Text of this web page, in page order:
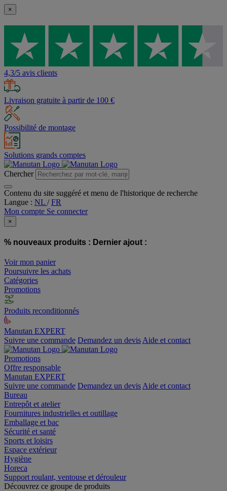
×
4,3/5 avis clients
Livraison gratuite à partir de 100 €
Possibilité de montage
Solutions grands comptes
Chercher
Contenu du site suggéré et menu de l'historique de recherche
Langue : NL /FR
Mon compte Se connecter
×
% nouveaux produits : Dernier ajout :
Voir mon panier
Poursuivre les achats
Catégories
Promotions
Produits reconditionnés
Manutan EXPERT
Suivre une commande Demandez un devis Aide et contact
Promotions
Offre responsable
Manutan EXPERT
Suivre une commande Demandez un devis Aide et contact
Bureau
Entrepôt et atelier
Fournitures industrielles et outillage
Emballage et bac
Sécurité et santé
Sports et loisirs
Espace extérieur
Hygiène
Horeca
Support roulant, ventouse et dérouleur
Découvrez ce groupe de produits